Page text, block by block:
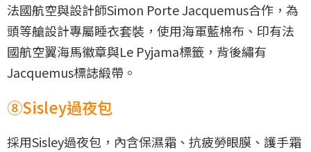
法國航空與設計師Simon Porte Jacquemus合作，為
頭等艙設計專屬睡衣套裝，使用海軍藍棉布、印有法
國航空翼海馬徽章與Le Pyjama標籤，背後繡有
Jacquemus標誌緞帶。
⑧Sisley過夜包
採用Sisley過夜包，內含保濕霜、抗疲勞眼膜、護手霜